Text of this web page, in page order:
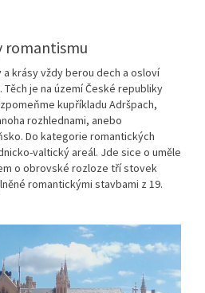
romantismu
krásy vždy berou dech a osloví
je na území České republiky
kupříkladu Adršpach,
rozhlednami, anebo
Do kategorie romantických
valtický areál. Jde sice o uměle
o obrovské rozloze tří stovek
romantickými stavbami z 19.